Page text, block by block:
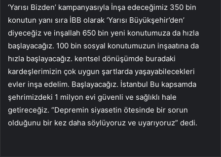
‘Yarısı Bizden’ kampanyasıyla İnşa edeceğimiz 350 bin
konutun yanı sıra İBB olarak ‘Yarısı Büyükşehir’den’
diyeceğiz ve inşallah 650 bin yeni konutumuza da hızla
başlayacağız. 100 bin sosyal konutumuzun inşaatına da
hızla başlayacağız. kentsel dönüşümde buradaki
kardeşlerimizin çok uygun şartlarda yaşayabilecekleri
evler inşa edelim. Başlayacağız. İstanbul Bu kapsamda
şehrimizdeki 1 milyon evi güvenli ve sağlıklı hale
getireceğiz. “Depremin siyasetin ötesinde bir sorun
olduğunu bir kez daha söylüyoruz ve uyarıyoruz” dedi.